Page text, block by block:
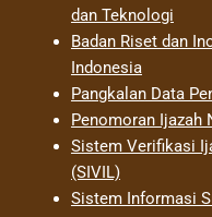
dan Teknologi
Badan Riset dan
Indonesia
Pangkalan Data
Penomoran Ijazah
Sistem Verifikasi
(SIVIL)
Sistem Informasi